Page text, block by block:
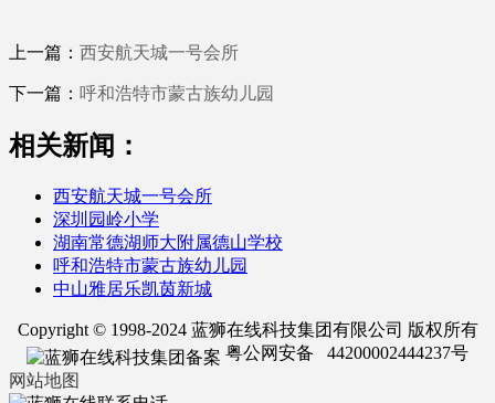
上一篇： 西安航天城一号会所
下一篇： 呼和浩特市蒙古族幼儿园
相关新闻：
西安航天城一号会所
深圳园岭小学
湖南常德湖师大附属德山学校
呼和浩特市蒙古族幼儿园
中山雅居乐凯茵新城
Copyright © 1998-2024 蓝狮在线科技集团有限公司 版权所有
粤公网安备 44200002444237号
网站地图